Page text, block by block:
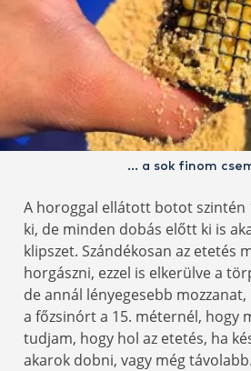
… a sok finom
A horoggal ellátott botot szintén
ki, de minden dobás előtt ki is
klipszet. Szándékosan az etetés
horgászni, ezzel is elkerülve a
de annál lényegesebb
a főzsinórt a 15. méternél, hogy
tudjam, hogy hol az etetés, ha
akarok dobni, vagy még távolabb.